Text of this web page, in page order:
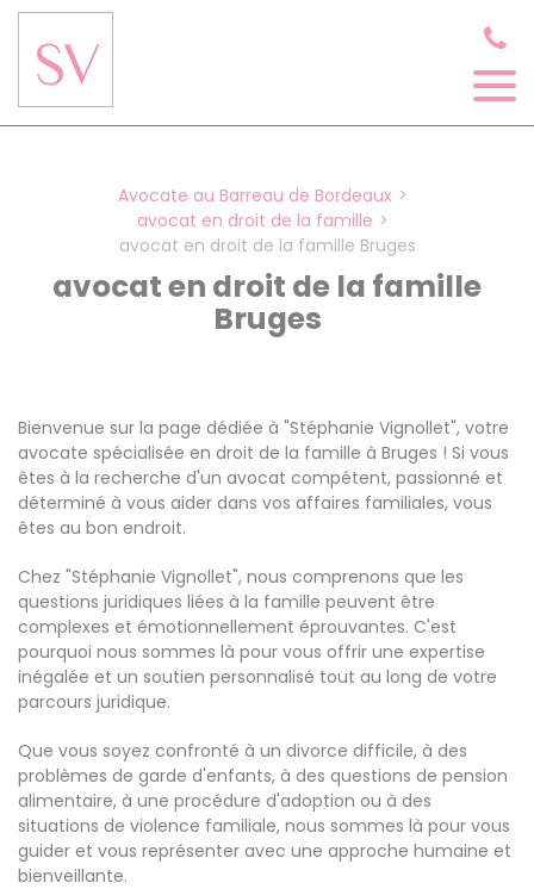
Avocate au Barreau de Bordeaux
avocat en droit de la famille
avocat en droit de la famille Bruges
avocat en droit de la famille
Bruges
Bienvenue sur la page dédiée à "Stéphanie Vignollet", votre
avocate spécialisée en droit de la famille à Bruges ! Si vous
êtes à la recherche d'un avocat compétent, passionné et
déterminé à vous aider dans vos affaires familiales, vous
êtes au bon endroit.
Chez "Stéphanie Vignollet", nous comprenons que les
questions juridiques liées à la famille peuvent être
complexes et émotionnellement éprouvantes. C'est
pourquoi nous sommes là pour vous offrir une expertise
inégalée et un soutien personnalisé tout au long de votre
parcours juridique.
Que vous soyez confronté à un divorce difficile, à des
problèmes de garde d'enfants, à des questions de pension
alimentaire, à une procédure d'adoption ou à des
situations de violence familiale, nous sommes là pour vous
guider et vous représenter avec une approche humaine et
bienveillante.
Panneau de gestion des cookies